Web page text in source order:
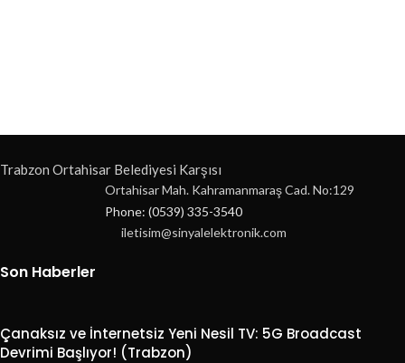
Trabzon Ortahisar Belediyesi Karşısı
Ortahisar Mah. Kahramanmaraş Cad. No:129
Phone: (0539) 335-3540
iletisim@sinyalelektronik.com
Son Haberler
Çanaksız ve İnternetsiz Yeni Nesil TV: 5G Broadcast
Devrimi Başlıyor! (Trabzon)